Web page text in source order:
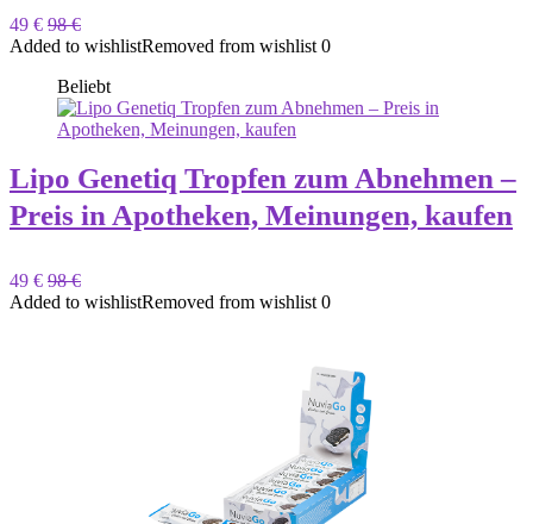
49 € 98 €
Added to wishlistRemoved from wishlist 0
Beliebt
Lipo Genetiq Tropfen zum Abnehmen –
Preis in Apotheken, Meinungen, kaufen
49 € 98 €
Added to wishlistRemoved from wishlist 0